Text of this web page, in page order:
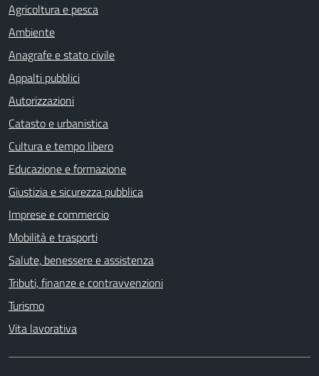
Agricoltura e pesca
Ambiente
Anagrafe e stato civile
Appalti pubblici
Autorizzazioni
Catasto e urbanistica
Cultura e tempo libero
Educazione e formazione
Giustizia e sicurezza pubblica
Imprese e commercio
Mobilità e trasporti
Salute, benessere e assistenza
Tributi, finanze e contravvenzioni
Turismo
Vita lavorativa